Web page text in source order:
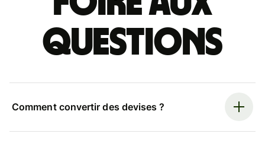
questions
Comment convertir des devises ?